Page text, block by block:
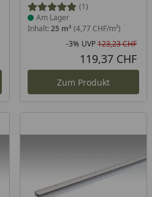
(1)
Am Lager
Inhalt: 25 m² (4,77 CHF/m²)
-3% UVP123,23 CHF
119,37 CHF
Zum Produkt